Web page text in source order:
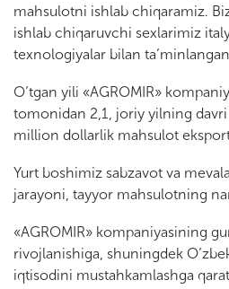
mahsulotni ishlab chiqaramiz.
ishlab chiqaruvchi sexlarimiz
texnologiyalar bilan
O’tgan yili «AGROMIR»
tomonidan 2,1, joriy yilning davri
million dollarlik mahsulot
Yurt boshimiz sabzavot va
jarayoni, tayyor mahsulotning
«AGROMIR» kompaniyasining
rivojlanishiga, shuningdek
iqtisodini mustahkamlashga